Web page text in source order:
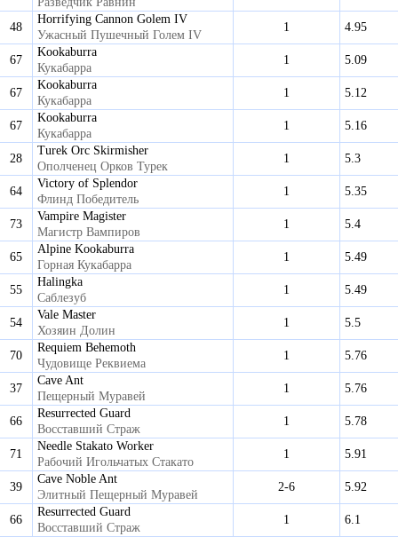
48
Horrifying Cannon Golem IV
Ужасный Пушечный Голем IV
1 4.95
67
Kookaburra
Кукабарра
1 5.09
67
Kookaburra
Кукабарра
1 5.12
67
Kookaburra
Кукабарра
1 5.16
28
Turek Orc Skirmisher
Ополченец Орков Турек
1 5.3
64
Victory of Splendor
Флинд Победитель
1 5.35
73
Vampire Magister
Магистр Вампиров
1 5.4
65
Alpine Kookaburra
Горная Кукабарра
1 5.49
55
Halingka
Саблезуб
1 5.49
54
Vale Master
Хозяин Долин
1 5.5
70
Requiem Behemoth
Чудовище Реквиема
1 5.76
37
Cave Ant
Пещерный Муравей
1 5.76
66
Resurrected Guard
Восставший Страж
1 5.78
71
Needle Stakato Worker
Рабочий Игольчатых Стакато
1 5.91
39
Cave Noble Ant
Элитный Пещерный Муравей
2-6 5.92
66
Resurrected Guard
Восставший Страж
1 6.1